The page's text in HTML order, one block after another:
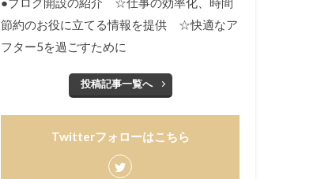
節約のお役に立てる情報を提供 ☆快適なア
フター5を過ごすために
投稿記事一覧へ
Twitterフォローはこちら